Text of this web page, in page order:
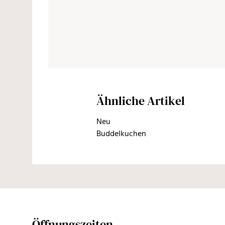
Ähnliche Artikel
Neu
Buddelkuchen